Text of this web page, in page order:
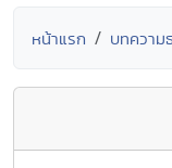
หน้าแรก บทความ